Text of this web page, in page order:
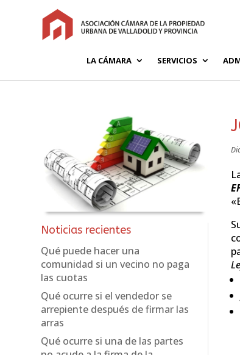
LA CÁMARA SERVICIOS
Noticias recientes
Qué puede hacer una
comunidad si un vecino no paga
las cuotas
Qué ocurre si el vendedor se
arrepiente después de firmar las
arras
Qué ocurre si una de las partes